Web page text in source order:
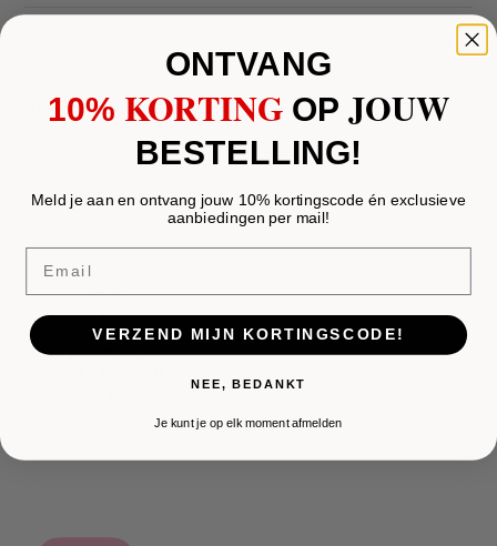
Delen
Recent bekeken
Hanglamp Knight -
ONTVANG
10% KORTING OPJOUW
BESTELLING!
Meld je aan en ontvang jouw 10% kortingscode én exclusieve
aanbiedingen per mail!
Email
VERZEND MIJN KORTINGSCODE!
NEE, BEDANKT
Je kunt je op elk moment afmelden